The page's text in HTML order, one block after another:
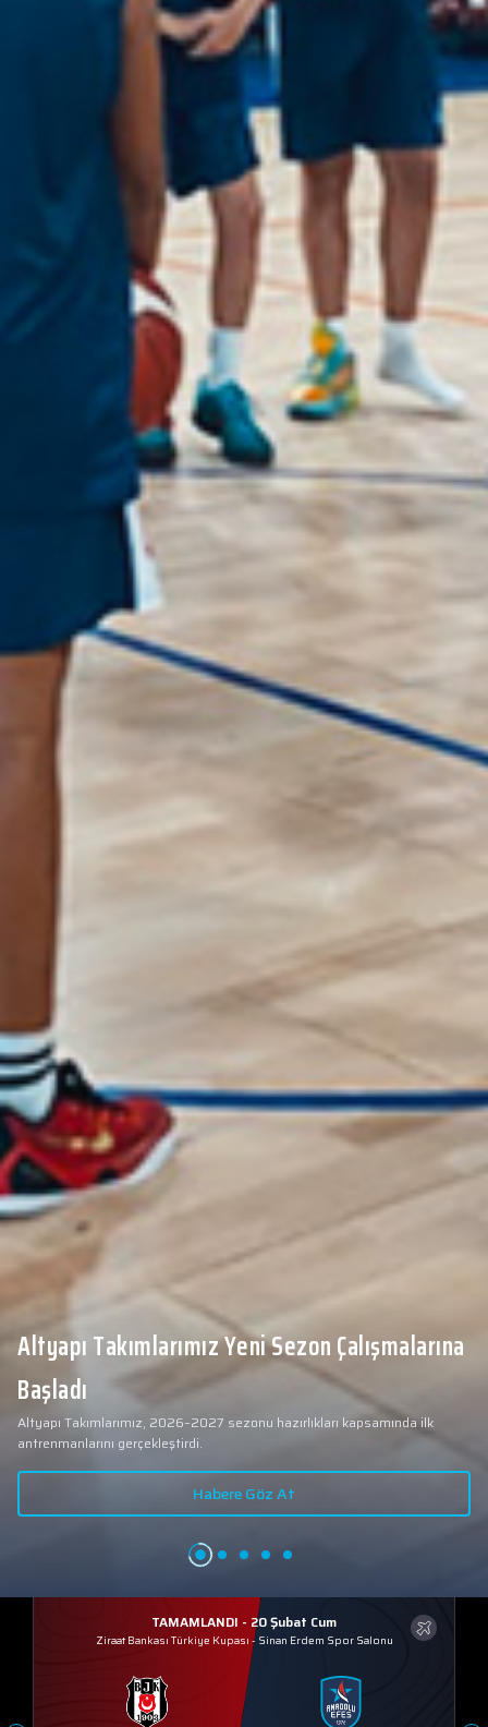
Altyapı Takımlarımız Yeni Sezon Çalışmalarına
Başladı
Altyapı Takımlarımız, 2026–2027 sezonu hazırlıkları kapsamında ilk
antrenmanlarını gerçekleştirdi.
Habere Göz At
TAMAMLANDI - 20 Şubat Cum
Ziraat Bankası Türkiye Kupası - Sinan Erdem Spor Salonu